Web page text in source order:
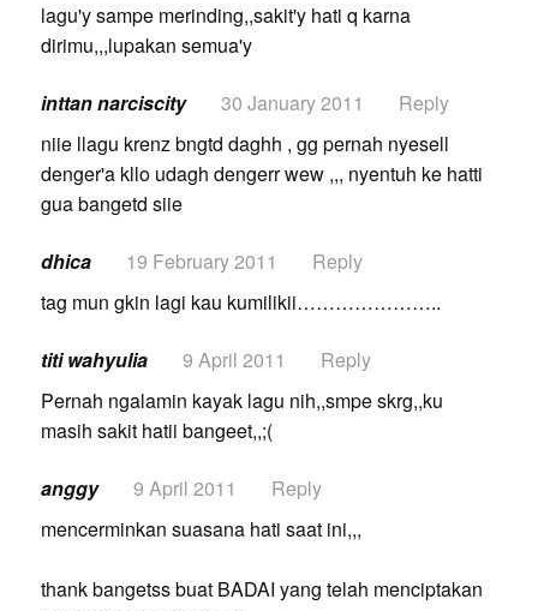
lagu'y sampe merinding,,sakit'y hati q karna
dirimu,,,lupakan semua'y
inttan narciscity 30 January 2011
Reply
niie llagu krenz bngtd daghh , gg pernah nyesell
denger'a kllo udagh dengerr wew ,,, nyentuh ke hatti
gua bangetd siie
dhica 19 February 2011
Reply
tag mun gkin lagi kau kumilikii…………………..
titi wahyulia 9 April 2011
Reply
Pernah ngalamin kayak lagu nih,,smpe skrg,,ku
masih sakit hatii bangeet,,;(
anggy 9 April 2011
Reply
mencerminkan suasana hati saat ini,,,
thank bangetss buat BADAI yang telah menciptakan